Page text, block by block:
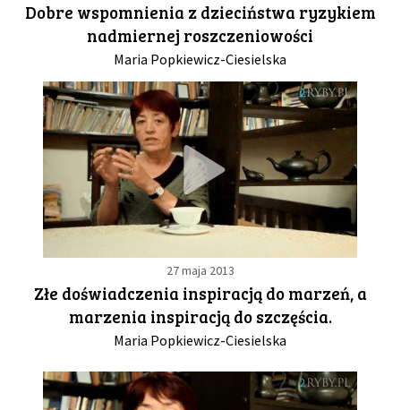
Dobre wspomnienia z dzieciństwa ryzykiem
nadmiernej roszczeniowości
Maria Popkiewicz-Ciesielska
27 maja 2013
Złe doświadczenia inspiracją do marzeń, a
marzenia inspiracją do szczęścia.
Maria Popkiewicz-Ciesielska